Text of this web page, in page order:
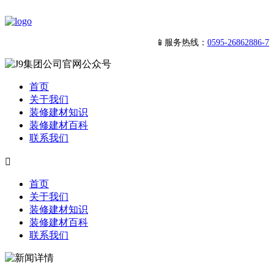
📱服务热线： 0595-26862886-7
首页
关于我们
装修建材知识
装修建材百科
联系我们

首页
关于我们
装修建材知识
装修建材百科
联系我们